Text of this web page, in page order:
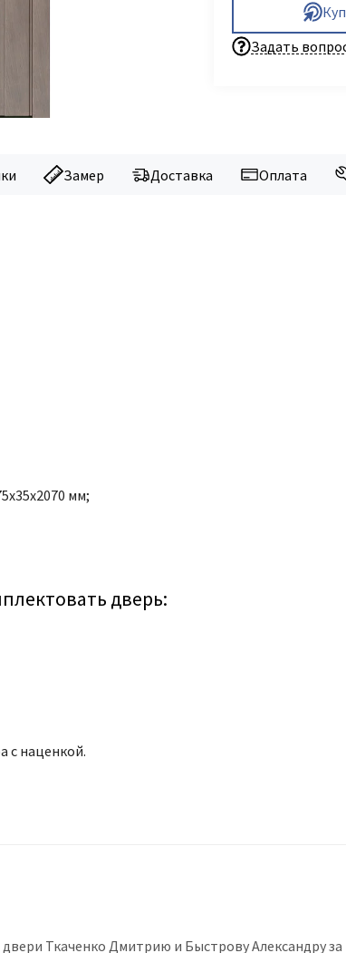
Задать
Замер Доставка Оплата
мм;
дверь:
с наценкой.
Ткаченко Дмитрию и Быстрову Александру за